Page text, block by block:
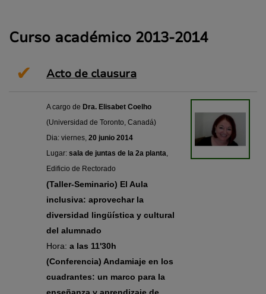
Curso académico 2013-2014
✔ Acto de clausura
A cargo de Dra. Elisabet Coelho
(Universidad de Toronto, Canadá)
Dia: viernes, 20 junio 2014
Lugar: sala de juntas de la 2a planta
Edificio de Rectorado
(Taller-Seminario) El Aula
inclusiva: aprovechar la
diversidad lingüística y cultural
del alumnado
Hora: a las 11'30h
(Conferencia) Andamiaje en los
cuadrantes: un marco para la
enseñanza y aprendizaje de